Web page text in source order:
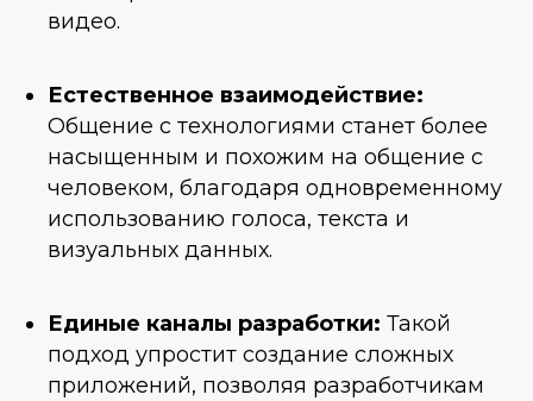
видео.
Естественное взаимодействие:
Общение с технологиями станет более
насыщенным и похожим на общение с
человеком, благодаря одновременному
использованию голоса, текста и
визуальных данных.
Единые каналы разработки: Такой
подход упростит создание сложных
приложений, позволяя разработчикам